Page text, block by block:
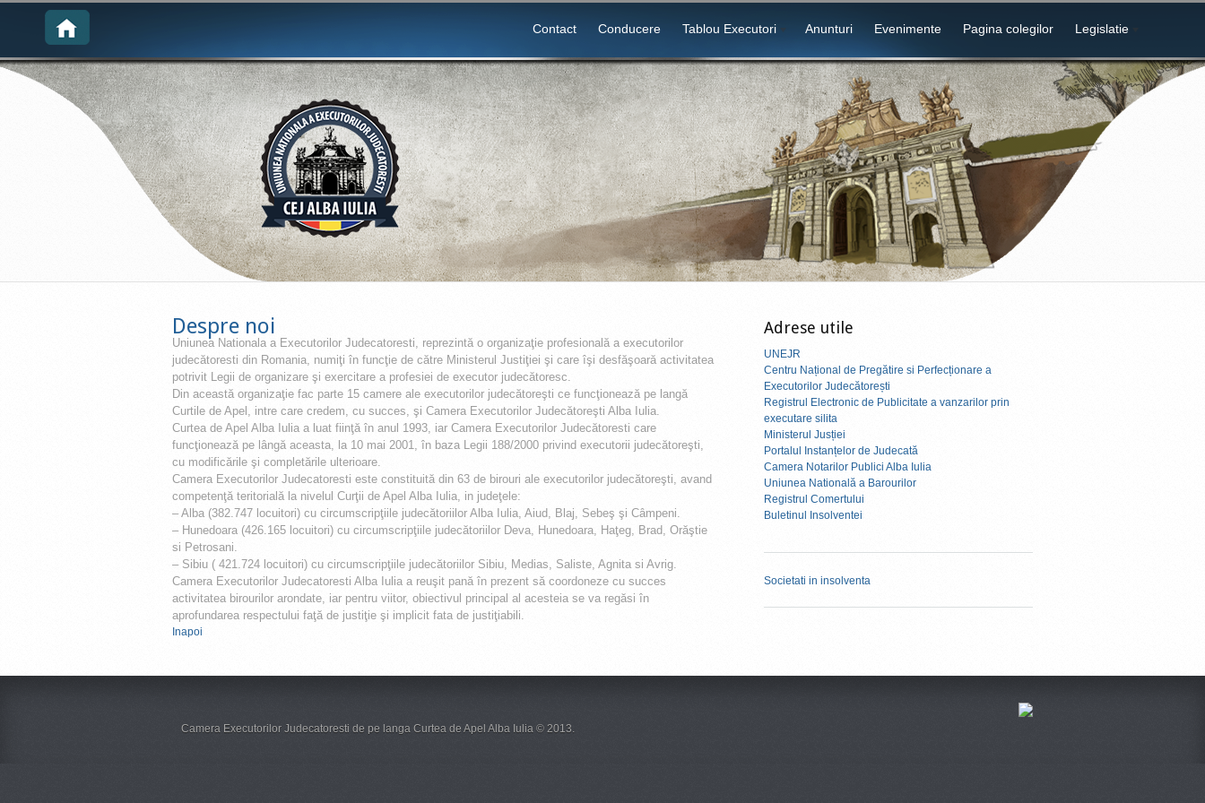
Contact Conducere Tablou Executori Anunturi Evenimente Pagina colegilor Legislatie
Despre noi
Uniunea Nationala a Executorilor Judecatoresti, reprezintă o organizaţie profesională a executorilor
judecătoresti din Romania, numiţi în funcţie de către Ministerul Justiţiei şi care îşi desfăşoară activitatea
potrivit Legii de organizare şi exercitare a profesiei de executor judecătoresc.
Din această organizaţie fac parte 15 camere ale executorilor judecătoreşti ce funcţionează pe langă
Curtile de Apel, intre care credem, cu succes, şi Camera Executorilor Judecătoreşti Alba Iulia.
Curtea de Apel Alba Iulia a luat fiinţă în anul 1993, iar Camera Executorilor Judecătoresti care
funcţionează pe lângă aceasta, la 10 mai 2001, în baza Legii 188/2000 privind executorii judecătoreşti,
cu modificările şi completările ulterioare.
Camera Executorilor Judecatoresti este constituită din 63 de birouri ale executorilor judecătoreşti, avand
competenţă teritorială la nivelul Curţii de Apel Alba Iulia, in judeţele:
– Alba (382.747 locuitori) cu circumscripţiile judecătoriilor Alba Iulia, Aiud, Blaj, Sebeş şi Câmpeni.
– Hunedoara (426.165 locuitori) cu circumscripţiile judecătoriilor Deva, Hunedoara, Haţeg, Brad, Orăştie
si Petrosani.
– Sibiu ( 421.724 locuitori) cu circumscripţiile judecătoriilor Sibiu, Medias, Saliste, Agnita si Avrig.
Camera Executorilor Judecatoresti Alba Iulia a reuşit pană în prezent să coordoneze cu succes
activitatea birourilor arondate, iar pentru viitor, obiectivul principal al acesteia se va regăsi în
aprofundarea respectului faţă de justiţie şi implicit fata de justiţiabili.
Inapoi
Adrese utile
UNEJR
Centru Național de Pregătire si Perfecționare a
Executorilor Judecătorești
Registrul Electronic de Publicitate a vanzarilor prin
executare silita
Ministerul Jusției
Portalul Instanțelor de Judecată
Camera Notarilor Publici Alba Iulia
Uniunea Natională a Barourilor
Registrul Comertului
Buletinul Insolventei
Societati in insolventa
Camera Executorilor Judecatoresti de pe langa Curtea de Apel Alba Iulia © 2013.